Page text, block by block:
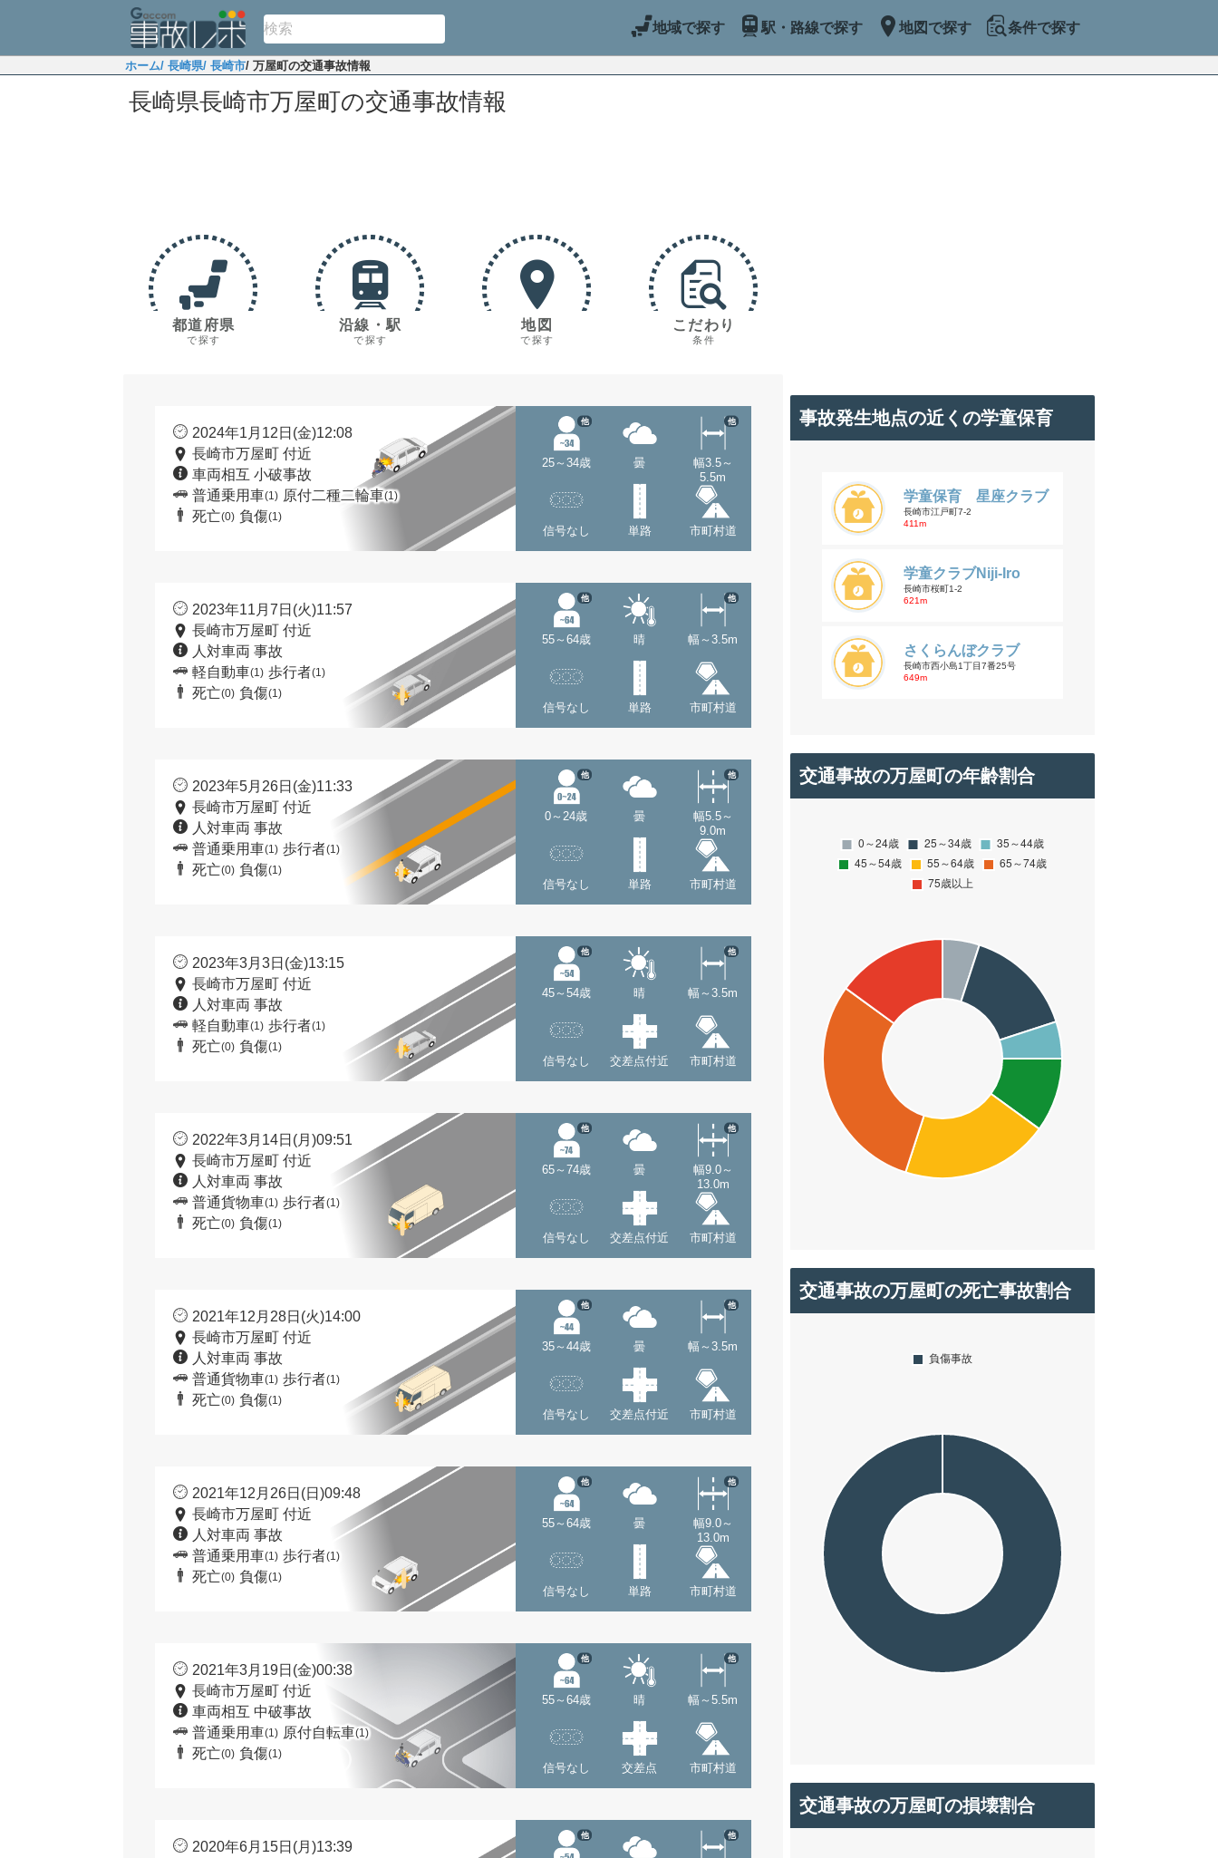
地域で探す 駅・路線で探す 地図で探す 条件で探す
ホーム/ 長崎県/ 長崎市/ 万屋町の交通事故情報
長崎県長崎市万屋町の交通事故情報
都道府県
で探す
沿線・駅
で探す
地図
で探す
こだわり
条件
2024年1月12日(金)12:08
長崎市万屋町 付近
車両相互 小破事故
普通乗用車(1) 原付二種二輪車(1)
死亡(0) 負傷(1)
25～34歳
他
曇
幅3.5～
5.5m
他
信号なし 単路 市町村道
2023年11月7日(火)11:57
長崎市万屋町 付近
人対車両 事故
軽自動車(1) 歩行者(1)
死亡(0) 負傷(1)
55～64歳
他
晴 幅～3.5m
他
信号なし 単路 市町村道
2023年5月26日(金)11:33
長崎市万屋町 付近
人対車両 事故
普通乗用車(1) 歩行者(1)
死亡(0) 負傷(1)
0～24歳
他
曇
幅5.5～
9.0m
他
信号なし 単路 市町村道
2023年3月3日(金)13:15
長崎市万屋町 付近
人対車両 事故
軽自動車(1) 歩行者(1)
死亡(0) 負傷(1)
45～54歳
他
晴 幅～3.5m
他
信号なし 交差点付近 市町村道
2022年3月14日(月)09:51
長崎市万屋町 付近
人対車両 事故
普通貨物車(1) 歩行者(1)
死亡(0) 負傷(1)
65～74歳
他
曇
幅9.0～
13.0m
他
信号なし 交差点付近 市町村道
2021年12月28日(火)14:00
長崎市万屋町 付近
人対車両 事故
普通貨物車(1) 歩行者(1)
死亡(0) 負傷(1)
35～44歳
他
曇 幅～3.5m
他
信号なし 交差点付近 市町村道
2021年12月26日(日)09:48
長崎市万屋町 付近
人対車両 事故
普通乗用車(1) 歩行者(1)
死亡(0) 負傷(1)
55～64歳
他
曇
幅9.0～
13.0m
他
信号なし 単路 市町村道
2021年3月19日(金)00:38
長崎市万屋町 付近
車両相互 中破事故
普通乗用車(1) 原付自転車(1)
死亡(0) 負傷(1)
55～64歳
他
晴 幅～5.5m
他
信号なし 交差点 市町村道
2020年6月15日(月)13:39
他 他
事故発生地点の近くの学童保育
学童保育 星座クラブ
長崎市江戸町7-2
411m
学童クラブNiji-Iro
長崎市桜町1-2
621m
さくらんぼクラブ
長崎市西小島1丁目7番25号
649m
交通事故の万屋町の年齢割合
交通事故の万屋町の死亡事故割合
交通事故の万屋町の損壊割合